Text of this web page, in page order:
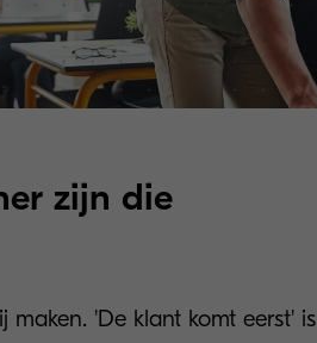
zijn die
'De klant komt eerst' is